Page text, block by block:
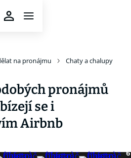
na pronájmu Chaty a chalupy
pronájmů
se i
Airbnb
6